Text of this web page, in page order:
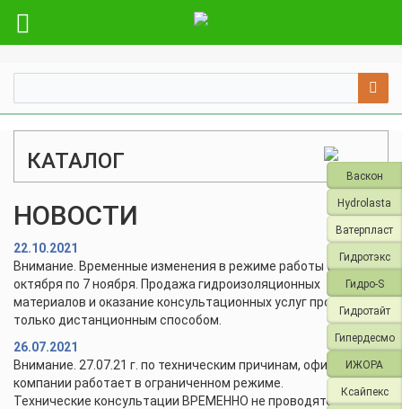
Васкон
Hydrolasta
Ватерпласт
Гидротэкс
Гидро-S
Гидротайт
Гипердесмо
ИЖОРА
Ксайпекс
КАТАЛОГ
НОВОСТИ
22.10.2021
Внимание. Временные изменения в режиме работы с 28
октября по 7 ноября. Продажа гидроизоляционных
материалов и оказание консультационных услуг проводится
только дистанционным способом.
26.07.2021
Внимание. 27.07.21 г. по техническим причинам, офис и склад
компании работает в ограниченном режиме.
Технические консультации ВРЕМЕННО не проводятся.